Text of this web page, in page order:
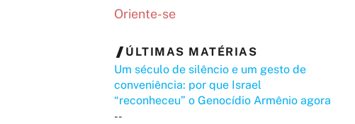
Oriente-se
ÚLTIMAS MATÉRIAS
Um século de silêncio e um gesto de
conveniência: por que Israel
“reconheceu” o Genocídio Armênio agora
--